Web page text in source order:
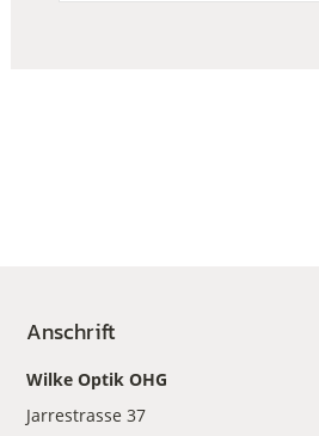
Anschrift
Wilke Optik OHG
Jarrestrasse 37